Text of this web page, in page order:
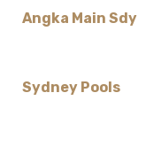
Angka Main Sdy
Sydney Pools